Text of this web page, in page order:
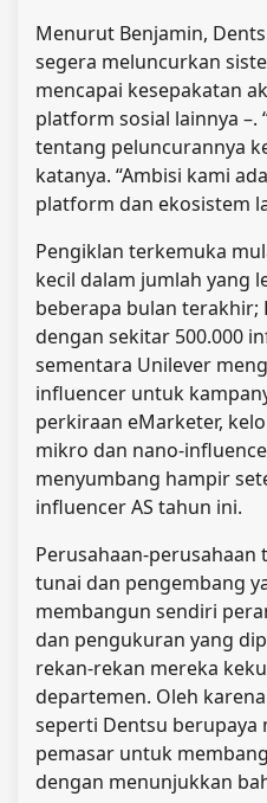
Menurut Benjamin,
segera meluncurkan
mencapai kesepakatan
platform sosial lainnya –.
tentang peluncurannya
katanya. “Ambisi kami
platform dan ekosistem
Pengiklan terkemuka
kecil dalam jumlah yang
beberapa bulan terakhir;
dengan sekitar 500.000
sementara Unilever
influencer untuk
perkiraan eMarketer,
mikro dan nano-
menyumbang hampir
influencer AS tahun ini.
Perusahaan-
tunai dan pengembang
membangun sendiri
dan pengukuran yang
rekan-rekan mereka
departemen. Oleh
seperti Dentsu berupaya
pemasar untuk
dengan menunjukkan